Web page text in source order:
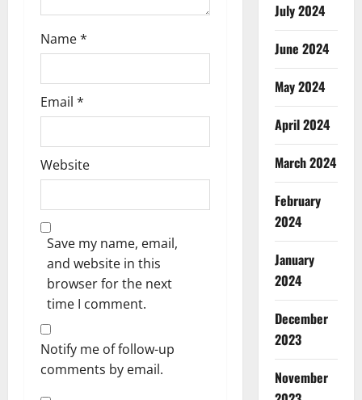
Name*
Email *
Website
Save my name, email,
and website in this
browser for the next
time I comment.
Notify me of follow-up
comments by email.
July 2024
June 2024
May 2024
April 2024
March 2024
February
2024
January
2024
December
2023
November